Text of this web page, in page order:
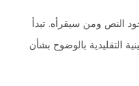
النص ومن سيقرأه. تبدأ
التقليدية بالوضوح بشأن